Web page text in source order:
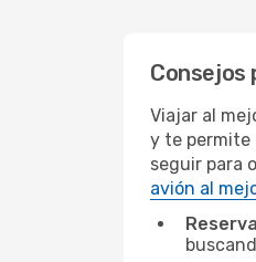
Consejos
Viajar al
y te permite
seguir para
avión al